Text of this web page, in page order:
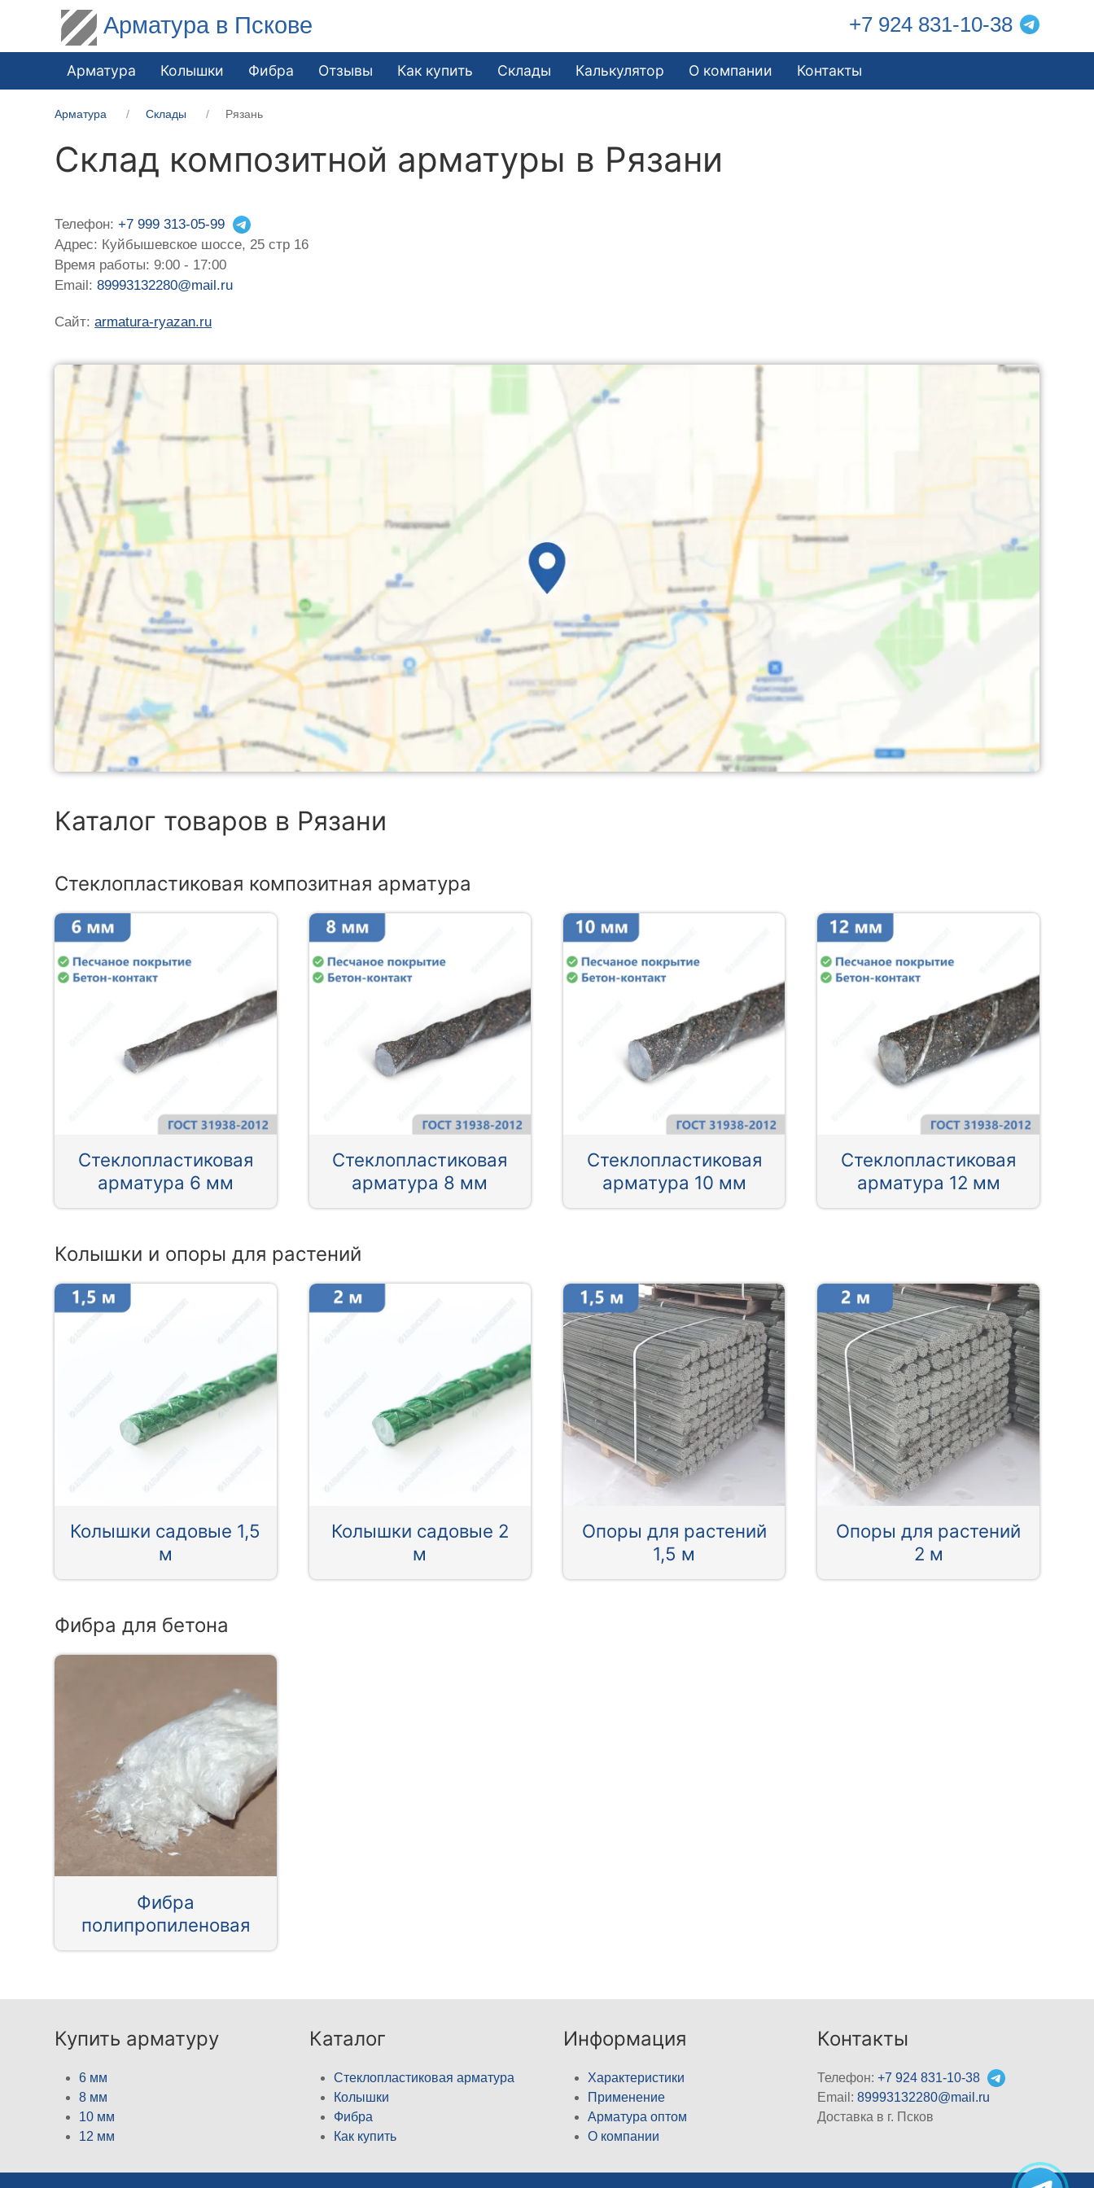
Арматура в Пскове +7 924 831-10-38
Арматура Колышки Фибра Отзывы Как купить Склады Калькулятор О компании Контакты
Арматура Склады Рязань
Склад композитной арматуры в Рязани
Телефон:+7 999 313-05-99
Адрес: Куйбышевское шоссе, 25 стр 16
Время работы: 9:00 - 17:00
Email:89993132280@mail.ru
Сайт:armatura-ryazan.ru
Каталог товаров в Рязани
Стеклопластиковая композитная арматура
Стеклопластиковая
арматура 6 мм
Стеклопластиковая
арматура 8 мм
Стеклопластиковая
арматура 10 мм
Стеклопластиковая
арматура 12 мм
Колышки и опоры для растений
Колышки садовые 1,5
м
Колышки садовые 2
м
Опоры для растений
1,5 м
Опоры для растений
2 м
Фибра для бетона
Фибра
полипропиленовая
Купить арматуру
6 мм
8 мм
10 мм
12 мм
Каталог
Стеклопластиковая арматура
Колышки
Фибра
Как купить
Информация
Характеристики
Применение
Арматура оптом
О компании
Контакты
Телефон:+7 924 831-10-38
Email:89993132280@mail.ru
Доставка в г. Псков